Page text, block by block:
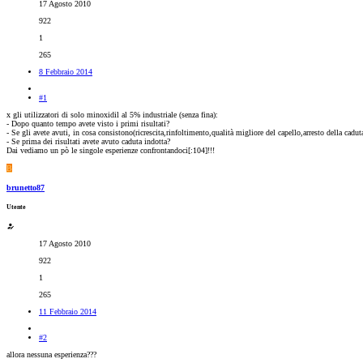
17 Agosto 2010
922
1
265
8 Febbraio 2014
#1
x gli utilizzatori di solo minoxidil al 5% industriale (senza fina):
- Dopo quanto tempo avete visto i primi risultati?
- Se gli avete avuti, in cosa consistono(ricrescita,rinfoltimento,qualità migliore del capello,arresto della
- Se prima dei risultati avete avuto caduta indotta?
Dai vediamo un pò le singole esperienze confrontandoci[:104]!!!
B
brunetto87
Utente
17 Agosto 2010
922
1
265
11 Febbraio 2014
#2
allora nessuna esperienza???